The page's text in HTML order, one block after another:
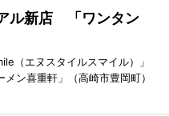
ル新店 「ワンタン
（エヌスタイルスマイル）」
ン喜重軒」（高崎市豊岡町）